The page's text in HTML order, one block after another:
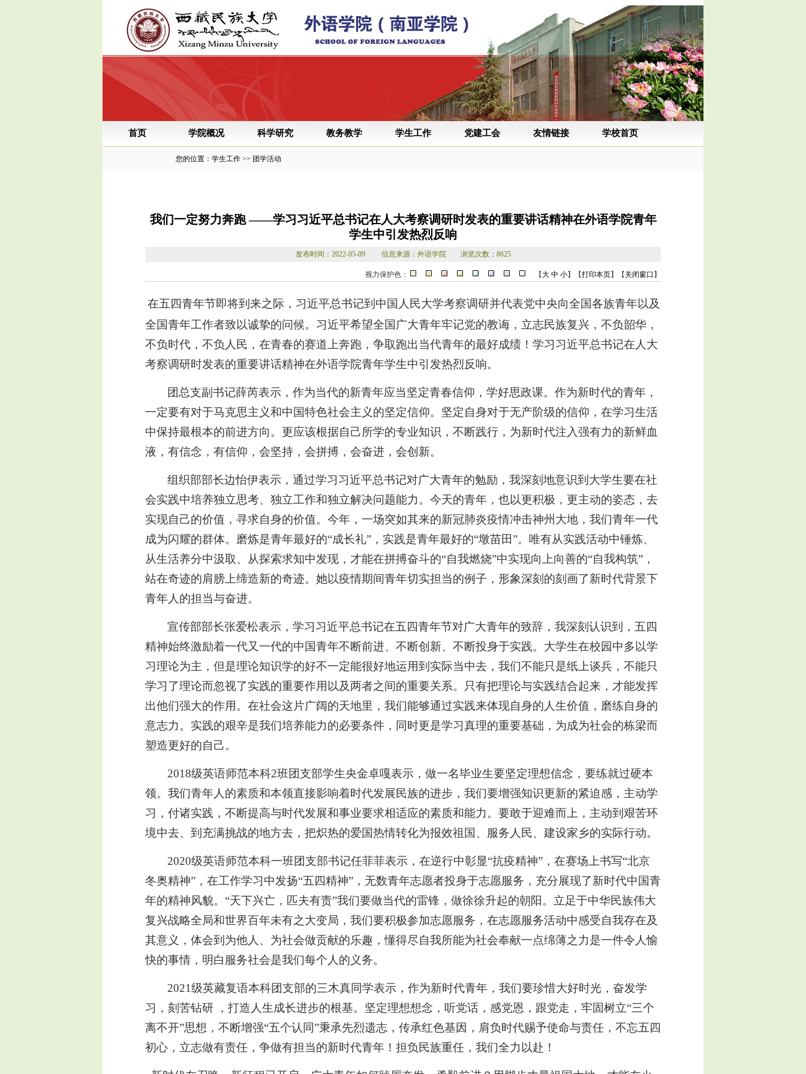
首页 学院概况 科学研究 教务教学 学生工作 党建工会 友情链接 学校首页
您的位置：学生工作 >> 团学活动
我们一定努力奔跑 ——学习习近平总书记在人大考察调研时发表的重要讲话精神在外语学院青年
学生中引发热烈反响
发布时间：2022-05-09 信息来源：外语学院 浏览次数：8625
视力保护色： 【大 中 小】【打印本页】【 关闭窗口 】
在五四青年节即将到来之际，习近平总书记到中国人民大学考察调研并代表党中央向全国各族青年以及
全国青年工作者致以诚挚的问候。习近平希望全国广大青年牢记党的教诲，立志民族复兴，不负韶华，
不负时代，不负人民，在青春的赛道上奔跑，争取跑出当代青年的最好成绩！学习习近平总书记在人大
考察调研时发表的重要讲话精神在外语学院青年学生中引发热烈反响。
团总支副书记薛芮表示，作为当代的新青年应当坚定青春信仰，学好思政课。作为新时代的青年，
一定要有对于马克思主义和中国特色社会主义的坚定信仰。坚定自身对于无产阶级的信仰，在学习生活
中保持最根本的前进方向。更应该根据自己所学的专业知识，不断践行，为新时代注入强有力的新鲜血
液，有信念，有信仰，会坚持，会拼搏，会奋进，会创新。
组织部部长边怡伊表示，通过学习习近平总书记对广大青年的勉励，我深刻地意识到大学生要在社
会实践中培养独立思考、独立工作和独立解决问题能力。今天的青年，也以更积极，更主动的姿态，去
实现自己的价值，寻求自身的价值。今年，一场突如其来的新冠肺炎疫情冲击神州大地，我们青年一代
成为闪耀的群体。磨炼是青年最好的“成长礼”，实践是青年最好的“墩苗田”。唯有从实践活动中锤炼、
从生活养分中汲取、从探索求知中发现，才能在拼搏奋斗的“自我燃烧”中实现向上向善的“自我构筑”，
站在奇迹的肩膀上缔造新的奇迹。她以疫情期间青年切实担当的例子，形象深刻的刻画了新时代背景下
青年人的担当与奋进。
宣传部部长张爱松表示，学习习近平总书记在五四青年节对广大青年的致辞，我深刻认识到，五四
精神始终激励着一代又一代的中国青年不断前进、不断创新、不断投身于实践。大学生在校园中多以学
习理论为主，但是理论知识学的好不一定能很好地运用到实际当中去，我们不能只是纸上谈兵，不能只
学习了理论而忽视了实践的重要作用以及两者之间的重要关系。只有把理论与实践结合起来，才能发挥
出他们强大的作用。在社会这片广阔的天地里，我们能够通过实践来体现自身的人生价值，磨练自身的
意志力。实践的艰辛是我们培养能力的必要条件，同时更是学习真理的重要基础，为成为社会的栋梁而
塑造更好的自己。
2018级英语师范本科2班团支部学生央金卓嘎表示，做一名毕业生要坚定理想信念，要练就过硬本
领。我们青年人的素质和本领直接影响着时代发展民族的进步，我们要增强知识更新的紧迫感，主动学
习，付诸实践，不断提高与时代发展和事业要求相适应的素质和能力。要敢于迎难而上，主动到艰苦环
境中去、到充满挑战的地方去，把炽热的爱国热情转化为报效祖国、服务人民、建设家乡的实际行动。
2020级英语师范本科一班团支部书记任菲菲表示，在逆行中彰显“抗疫精神”，在赛场上书写“北京
冬奥精神”，在工作学习中发扬“五四精神”，无数青年志愿者投身于志愿服务，充分展现了新时代中国青
年的精神风貌。“天下兴亡，匹夫有责”我们要做当代的雷锋，做徐徐升起的朝阳。 立足于中华民族伟大
复兴战略全局和世界百年未有之大变局 ，我们要积极参加志愿服务，在志愿服务活动中感受自我存在及
其意义，体会到为他人、为社会做贡献的乐趣，懂得尽自我所能为社会奉献一点绵薄之力是一件令人愉
快的事情，明白服务社会是我们每个人的义务。
2021级英藏复语本科团支部的三木真同学表示，作为新时代青年，我们要珍惜大好时光，奋发学
习，刻苦钻研 ，打造人生成长进步的根基。坚定理想想念，听党话，感党恩，跟党走，牢固树立“三个
离不开”思想，不断增强“五个认同”秉承先烈遗志，传承红色基因，肩负时代赐予使命与责任，不忘五四
初心，立志做有责任，争做有担当的新时代青年！担负民族重任，我们全力以赴！